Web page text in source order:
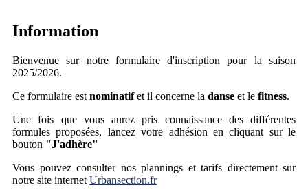
Information
Bienvenue sur notre formulaire d'inscription pour la saison
2025/2026.
Ce formulaire est nominatifet il concerne la danse et le fitness.
Une fois que vous aurez pris connaissance des différentes
formules proposées, lancez votre adhésion en cliquant sur le
bouton "J'adhère"
Vous pouvez consulter nos plannings et tarifs directement sur
notre site internet Urbansection.fr